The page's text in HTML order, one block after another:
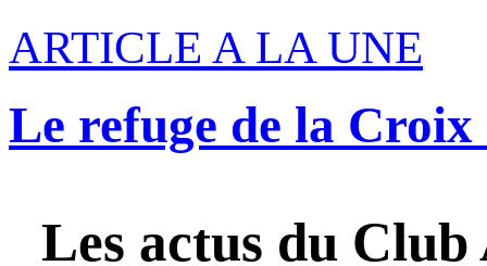
ARTICLE A LA UNE
Le refuge de la
Les actus du Club